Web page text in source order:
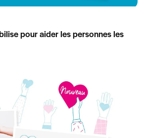
pour aider les personnes les